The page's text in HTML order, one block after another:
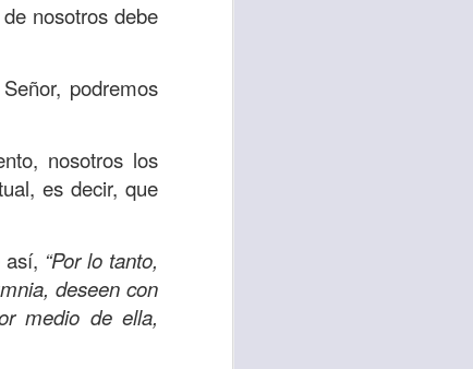
nosotros debe
podremos
nosotros los
es decir, que
así, “Por lo tanto,
deseen con
medio de ella,
correcta.
significa que
una decisión de